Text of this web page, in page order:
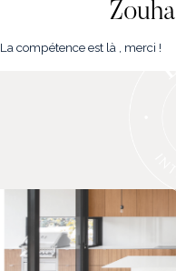
NOS PROPRIÉTÉS
La compétence est là , merci !